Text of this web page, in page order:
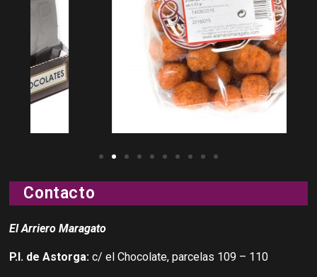
Contacto
El Arriero Maragato
P.I. de Astorga: c/ el Chocolate, parcelas 109 – 110